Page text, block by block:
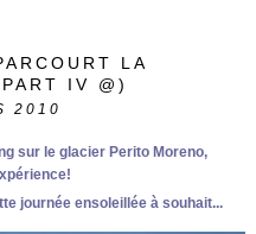
LA
IV @)
2010
sur le glacier Perito Moreno,
journée ensoleillée à souhait...